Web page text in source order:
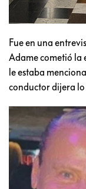
Fue en una
Adame cometió la
le estaba
conductor dijera